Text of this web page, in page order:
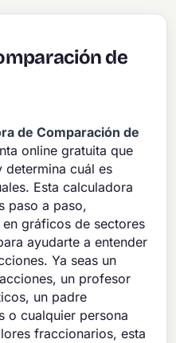
de
de Comparación de
online gratuita que
cuál es
Esta calculadora
paso a paso,
gráficos de sectores
ayudarte a entender
Ya seas un
un profesor
un padre
o cualquier persona
fraccionarios, esta